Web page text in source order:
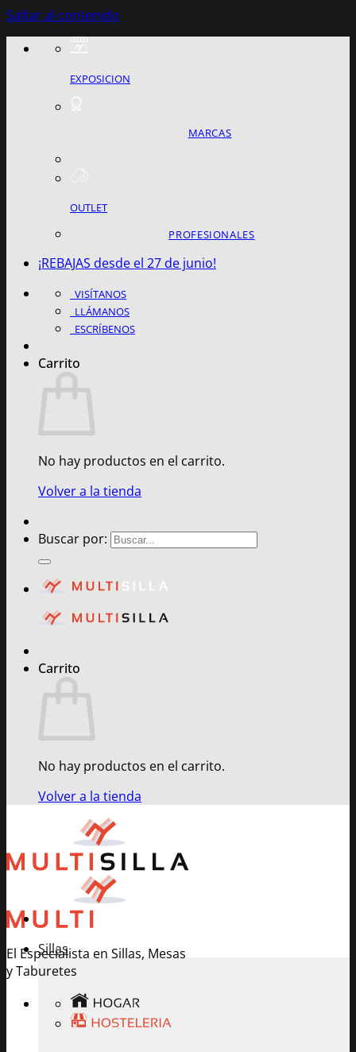
Saltar al contenido
EXPOSICION
MARCAS
OUTLET
PROFESIONALES
¡REBAJAS desde el 27 de junio!
VISÍTANOS
LLÁMANOS
ESCRÍBENOS
Carrito
No hay productos en el carrito.
Volver a la tienda
Buscar por:
Carrito
No hay productos en el carrito.
Volver a la tienda
El Especialista en Sillas, Mesas
y Taburetes
Sillas